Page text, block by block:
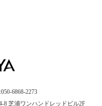
6868-2273
8 芝浦ワンハンドレッドビル2F